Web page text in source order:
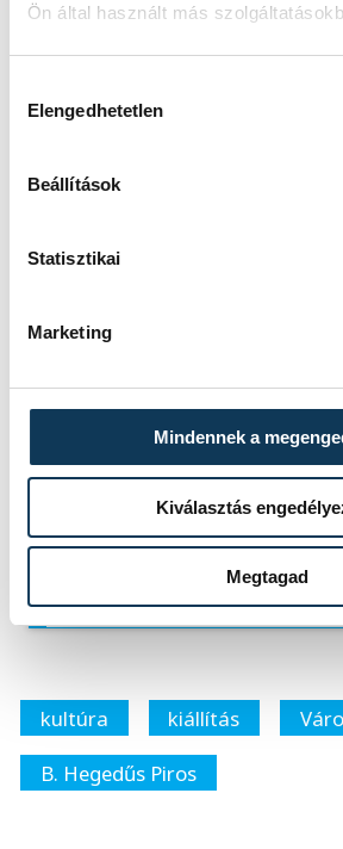
Ön által használt más
Elengedhetetlen
Beállítások
Statisztikai
Marketing
Mindennek a
Kiválasztás
Megtagad
Pedagógusként ad a
hogy a fiatal generáció
folyamatosan él benne
alkotta meg a Covid
absztrakt képeit,
Művészetében és
hétköznapjaiban is
játszani az
térrel. Alkotásaiban
a korlátokat, egyedi
teszi különlegessé.
kultúra kiállítás
B. Hegedűs Piros